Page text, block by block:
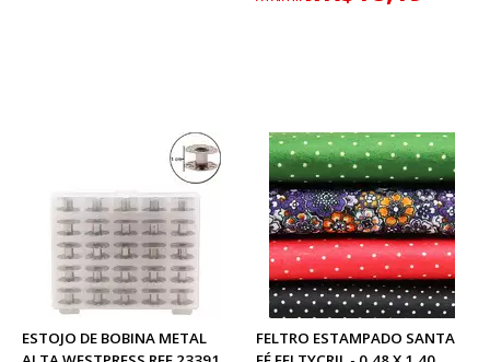
ESTOJO DE BOBINA METAL
FELTRO ESTAMPADO SANTA